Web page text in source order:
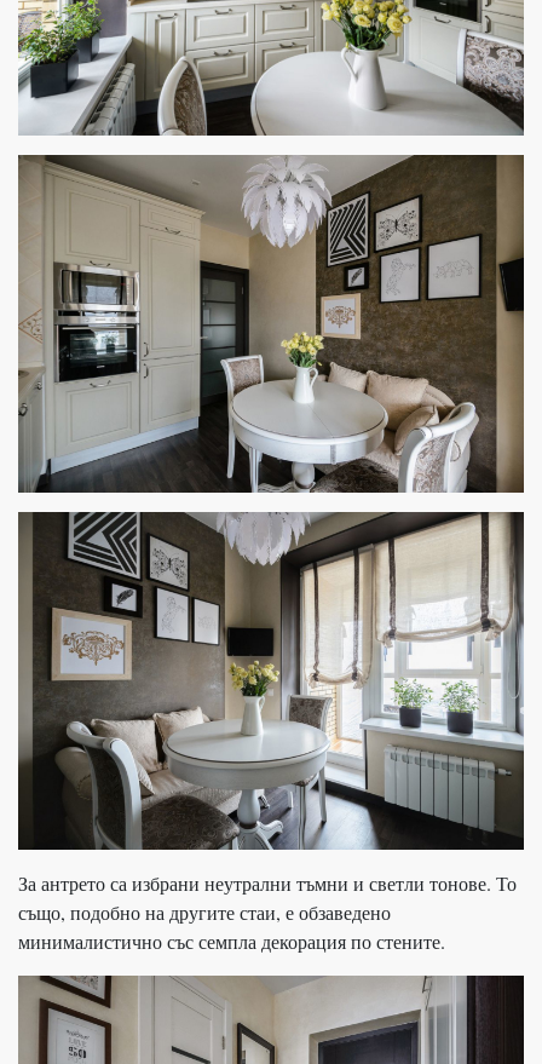
За антрето са избрани неутрални тъмни и светли тонове. То
също, подобно на другите стаи, е обзаведено
минималистично със семпла декорация по стените.